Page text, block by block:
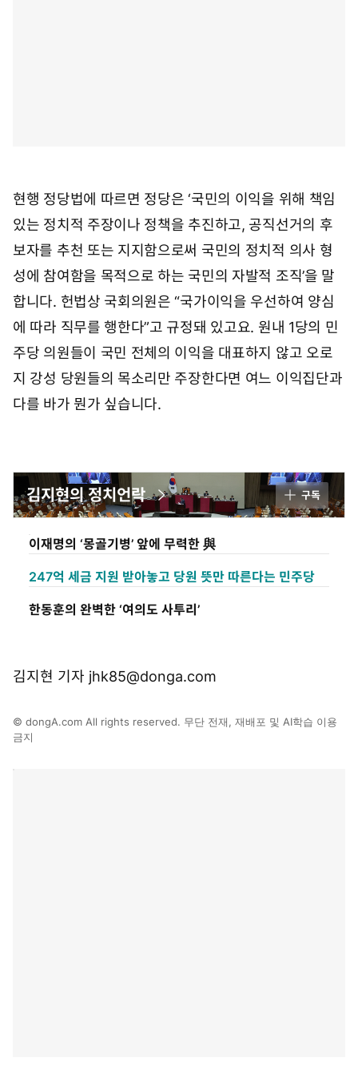
현행 정당법에 따르면 정당은 ‘국민의 이익을 위해 책임
있는 정치적 주장이나 정책을 추진하고, 공직선거의 후
보자를 추천 또는 지지함으로써 국민의 정치적 의사 형
성에 참여함을 목적으로 하는 국민의 자발적 조직’을 말
합니다. 헌법상 국회의원은 “국가이익을 우선하여 양심
에 따라 직무를 행한다”고 규정돼 있고요. 원내 1당의 민
주당 의원들이 국민 전체의 이익을 대표하지 않고 오로
지 강성 당원들의 목소리만 주장한다면 여느 이익집단과
다를 바가 뭔가 싶습니다.
김지현의 정치언락 구독
이재명의 ‘몽골기병’ 앞에 무력한 與
247억 세금 지원 받아놓고 당원 뜻만 따른다는 민주당
한동훈의 완벽한 ‘여의도 사투리’
김지현 기자 jhk85@donga.com
© dongA.com All rights reserved. 무단 전재, 재배포 및 AI학습 이용
금지